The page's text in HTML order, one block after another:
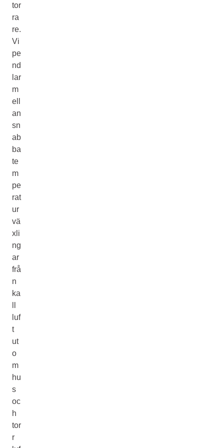
tor
ra
re.
Vi
pe
nd
lar
m
ell
an
sn
ab
ba
te
m
pe
rat
ur
vä
xli
ng
ar
frå
n
ka
luf
t
ut
o
m
hu
s
oc
h
tor
r